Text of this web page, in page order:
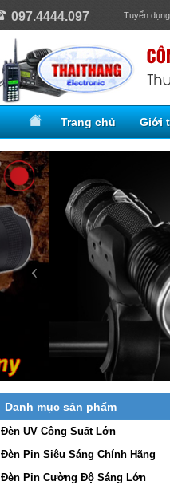
097.4444.097 Tuyển dụng
Trang chủ Giới
Danh mục sản phẩm
Đèn UV Công Suất Lớn
Đèn Pin Siêu Sáng Chính Hãng
Đèn Pin Cường Độ Sáng Lớn